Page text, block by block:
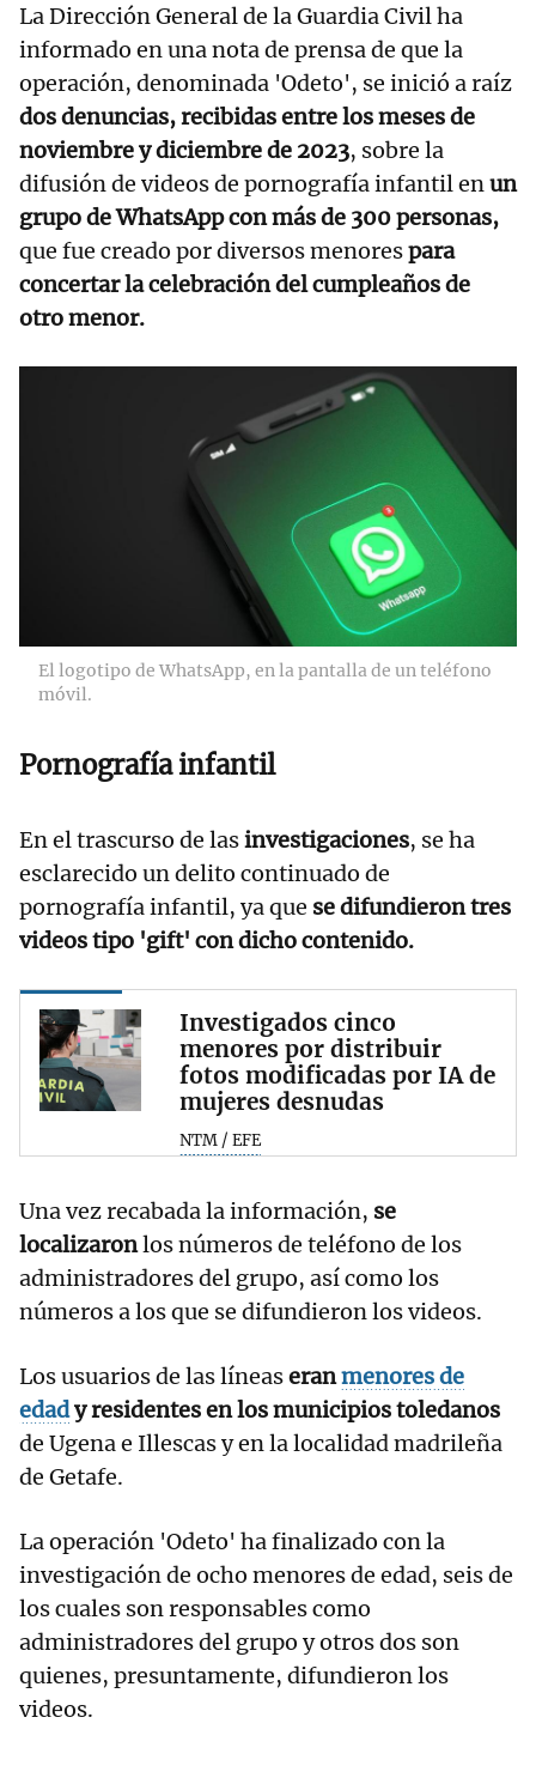
La Dirección General de la Guardia Civil ha
informado en una nota de prensa de que la
operación, denominada 'Odeto', se inició a raíz
dos denuncias, recibidas entre los meses de
noviembre y diciembre de 2023, sobre la
difusión de videos de pornografía infantil enun
grupo de WhatsApp con más de 300 personas,
que fue creado por diversos menorespara
concertar la celebración del cumpleaños de
otro menor.
El logotipo de WhatsApp, en la pantalla de un teléfono
móvil.
Pornografía infantil
En el trascurso de lasinvestigaciones, se ha
esclarecido un delito continuado de
pornografía infantil, ya que se difundierontres
videos tipo 'gift' con dicho contenido.
Investigados cinco
menores por distribuir
fotos modificadas por IA de
mujeres desnudas
NTM / EFE
Una vez recabada la información, se
localizaronlos números de teléfono de los
administradores del grupo, así como los
números a los que se difundieron los videos.
Los usuarios de las líneaseranmenores de
edady residentes en los municipios toledanos
de Ugena e Illescas y en la localidad madrileña
de Getafe.
La operación 'Odeto' ha finalizado con la
investigación de ocho menores de edad, seis de
los cuales son responsables como
administradores del grupo y otros dos son
quienes, presuntamente, difundieron los
videos.